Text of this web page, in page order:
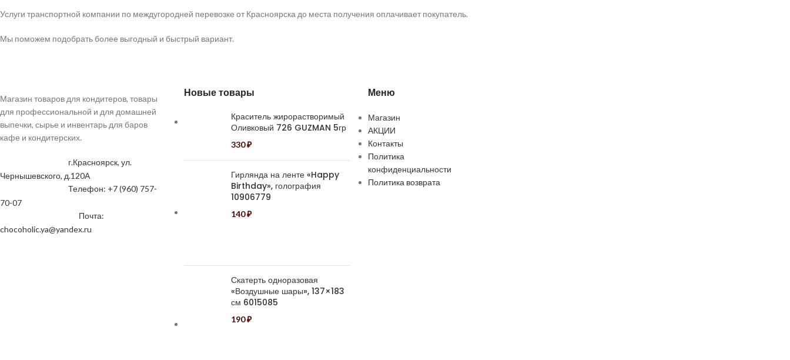
Услуги транспортной компании по междугородней перевозке от Красноярска до места получения оплачивает покупатель.
Мы поможем подобрать более выгодный и быстрый вариант.
Магазин товаров для кондитеров, товары
для профессиональной и для домашней
выпечки, сырье и инвентарь для баров
кафе и кондитерских.
г.Красноярск, ул.
Чернышевского, д.120А
Телефон: +7 (960) 757-
70-07
Почта:
chocoholic.ya@yandex.ru
Новые товары
Краситель жирорастворимый
Оливковый 726 GUZMAN 5гр
330₽
Гирлянда на ленте «Happy
Birthday», голография
10906779
140₽
Скатерть одноразовая
«Воздушные шары», 137×183
см 6015085
190₽
Меню
Магазин
АКЦИИ
Контакты
Политика
конфиденциальности
Политика возврата